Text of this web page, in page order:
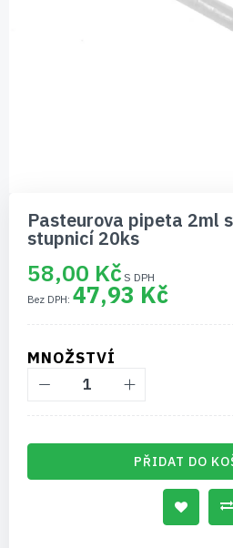
začátek
galerie
obrázky
Pasteurova pipeta 2ml
stupnicí 20ks
58,00 Kč
47,93 Kč
MNOŽSTVÍ
PŘIDAT DO